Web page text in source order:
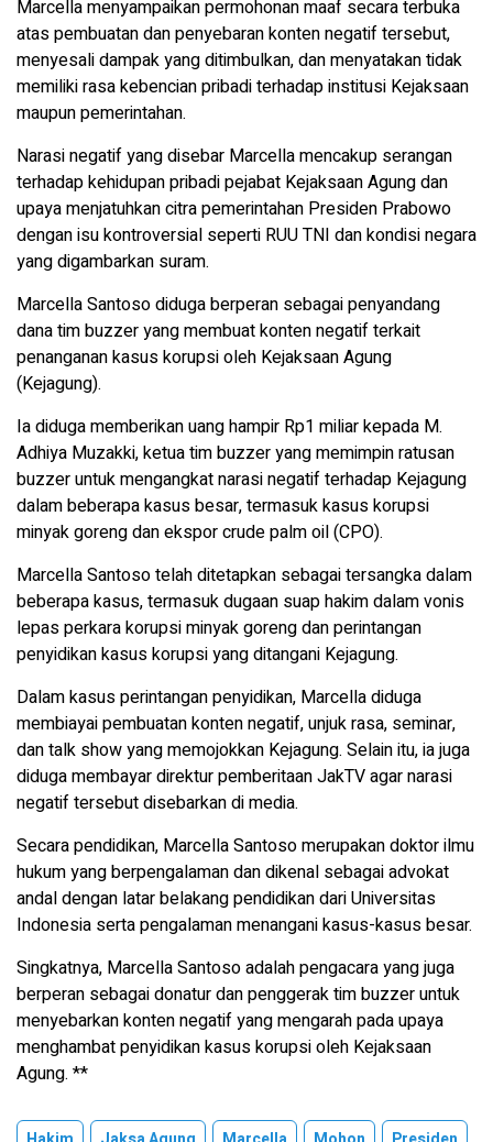
Marcella menyampaikan permohonan maaf secara terbuka
atas pembuatan dan penyebaran konten negatif tersebut,
menyesali dampak yang ditimbulkan, dan menyatakan tidak
memiliki rasa kebencian pribadi terhadap institusi Kejaksaan
maupun pemerintahan.
Narasi negatif yang disebar Marcella mencakup serangan
terhadap kehidupan pribadi pejabat Kejaksaan Agung dan
upaya menjatuhkan citra pemerintahan Presiden Prabowo
dengan isu kontroversial seperti RUU TNI dan kondisi negara
yang digambarkan suram.
Marcella Santoso diduga berperan sebagai penyandang
dana tim buzzer yang membuat konten negatif terkait
penanganan kasus korupsi oleh Kejaksaan Agung
(Kejagung).
Ia diduga memberikan uang hampir Rp1 miliar kepada M.
Adhiya Muzakki, ketua tim buzzer yang memimpin ratusan
buzzer untuk mengangkat narasi negatif terhadap Kejagung
dalam beberapa kasus besar, termasuk kasus korupsi
minyak goreng dan ekspor crude palm oil (CPO).
Marcella Santoso telah ditetapkan sebagai tersangka dalam
beberapa kasus, termasuk dugaan suap hakim dalam vonis
lepas perkara korupsi minyak goreng dan perintangan
penyidikan kasus korupsi yang ditangani Kejagung.
Dalam kasus perintangan penyidikan, Marcella diduga
membiayai pembuatan konten negatif, unjuk rasa, seminar,
dan talk show yang memojokkan Kejagung. Selain itu, ia juga
diduga membayar direktur pemberitaan JakTV agar narasi
negatif tersebut disebarkan di media.
Secara pendidikan, Marcella Santoso merupakan doktor ilmu
hukum yang berpengalaman dan dikenal sebagai advokat
andal dengan latar belakang pendidikan dari Universitas
Indonesia serta pengalaman menangani kasus-kasus besar.
Singkatnya, Marcella Santoso adalah pengacara yang juga
berperan sebagai donatur dan penggerak tim buzzer untuk
menyebarkan konten negatif yang mengarah pada upaya
menghambat penyidikan kasus korupsi oleh Kejaksaan
Agung. **